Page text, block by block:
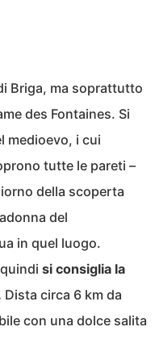
Briga, ma soprattutto
des Fontaines. Si
medioevo, i cui
tutte le pareti –
della scoperta
del
in quel luogo.
si consiglia la
Dista circa 6 km da
con una dolce salita